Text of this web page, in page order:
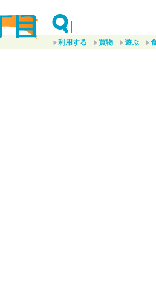
利用する 買物 遊ぶ